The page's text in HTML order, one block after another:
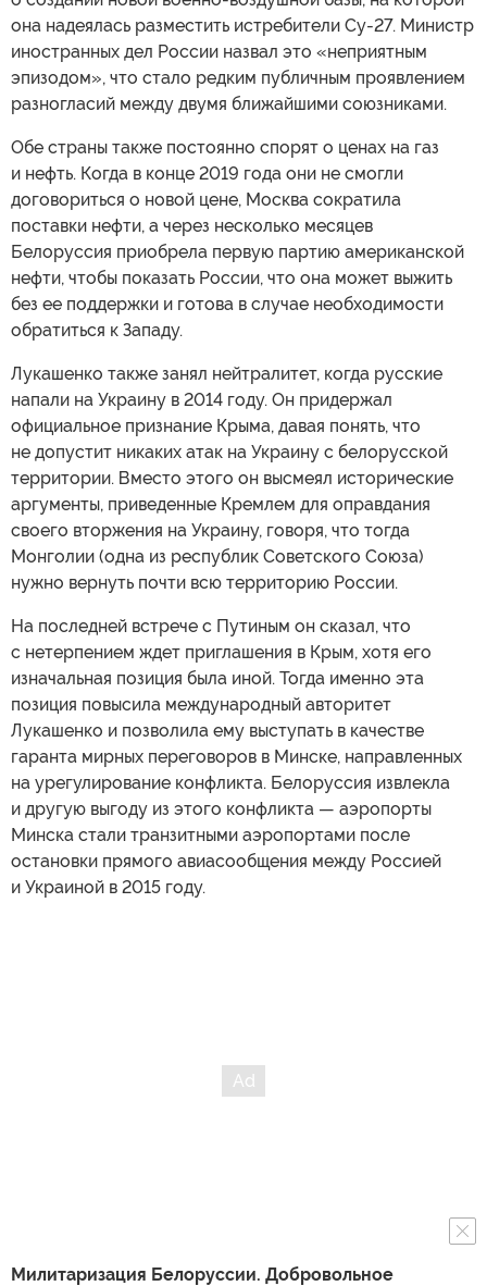
она надеялась разместить истребители Су-27. Министр
иностранных дел России назвал это «неприятным
эпизодом», что стало редким публичным проявлением
разногласий между двумя ближайшими союзниками.
Обе страны также постоянно спорят о ценах на газ
и нефть. Когда в конце 2019 года они не смогли
договориться о новой цене, Москва сократила
поставки нефти, а через несколько месяцев
Белоруссия приобрела первую партию американской
нефти, чтобы показать России, что она может выжить
без ее поддержки и готова в случае необходимости
обратиться к Западу.
Лукашенко также занял нейтралитет, когда русские
напали на Украину в 2014 году. Он придержал
официальное признание Крыма, давая понять, что
не допустит никаких атак на Украину с белорусской
территории. Вместо этого он высмеял исторические
аргументы, приведенные Кремлем для оправдания
своего вторжения на Украину, говоря, что тогда
Монголии (одна из республик Советского Союза)
нужно вернуть почти всю территорию России.
На последней встрече с Путиным он сказал, что
с нетерпением ждет приглашения в Крым, хотя его
изначальная позиция была иной. Тогда именно эта
позиция повысила международный авторитет
Лукашенко и позволила ему выступать в качестве
гаранта мирных переговоров в Минске, направленных
на урегулирование конфликта. Белоруссия извлекла
и другую выгоду из этого конфликта — аэропорты
Минска стали транзитными аэропортами после
остановки прямого авиасообщения между Россией
и Украиной в 2015 году.
Милитаризация Белоруссии. Добровольное